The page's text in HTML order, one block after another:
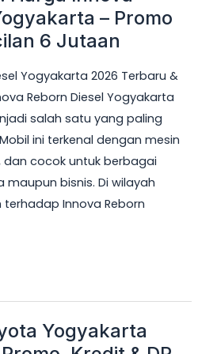
– Promo
6 Jutaan
Yogyakarta 2026 Terbaru &
Reborn Diesel Yogyakarta
salah satu yang paling
ini terkenal dengan mesin
dan cocok untuk berbagai
maupun bisnis. Di wilayah
Innova Reborn
Yogyakarta